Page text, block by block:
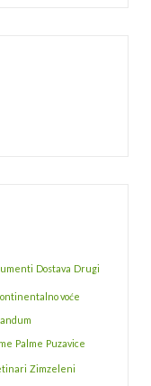
Dostava Drugi
voće
Palme Puzavice
Zimzeleni